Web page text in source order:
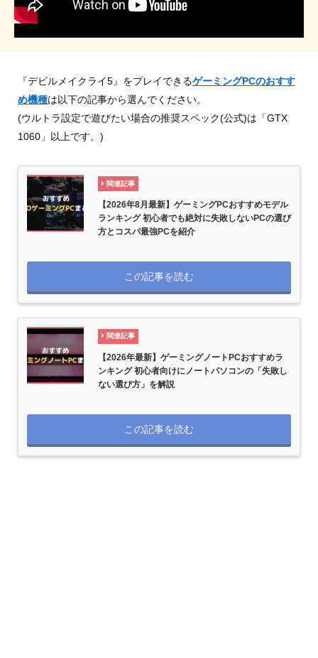
『デビルメイクライ5』をプレイできるゲーミングPCのおすす
め機種は以下の記事から選んでください。
(ウルトラ設定で遊びたい場合の推奨スペック(公式)は「GTX
1060」以上です。)
関連記事
【2026年8月最新】ゲーミングPCおすすめモデル
ランキング 初心者でも絶対に失敗しないPCの選び
方とコスパ最強PCを紹介
この記事を読む
関連記事
【2026年最新】ゲーミングノートPCおすすめラ
ンキング 初心者向けにノートパソコンの「失敗し
ない選び方」を解説
この記事を読む